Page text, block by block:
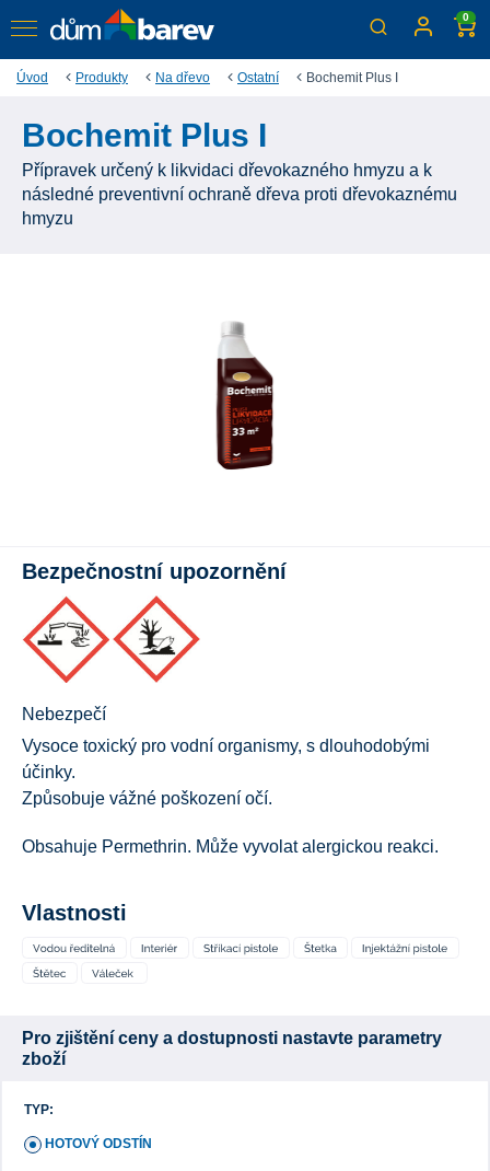
0
Úvod Produkty Na dřevo Ostatní Bochemit Plus I
Bochemit Plus I
Přípravek určený k likvidaci dřevokazného hmyzu a k
následné preventivní ochraně dřeva proti dřevokaznému
hmyzu
Bezpečnostní upozornění
Nebezpečí
Vysoce toxický pro vodní organismy, s dlouhodobými
účinky.
Způsobuje vážné poškození očí.
Obsahuje Permethrin. Může vyvolat alergickou reakci.
Vlastnosti
Pro zjištění ceny a dostupnosti nastavte parametry
zboží
TYP:
HOTOVÝ ODSTÍN